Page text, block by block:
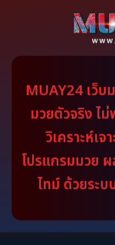
MUAY24 เว็
มวยตัวจริง ไ
วิเคราะห์เ
โปรแกรมมวย
ไทม์ ด้วยระบ